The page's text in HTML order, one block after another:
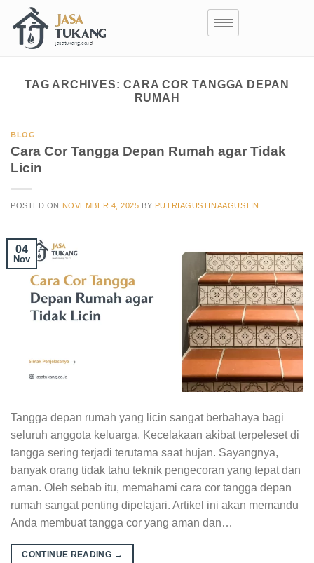
TAG ARCHIVES:CARA COR TANGGA DEPAN
RUMAH
BLOG
Cara Cor Tangga Depan Rumah agar Tidak
Licin
POSTED ON NOVEMBER 4, 2025 BY PUTRIAGUSTINAAGUSTIN
04
Nov
Tangga depan rumah yang licin sangat berbahaya bagi
seluruh anggota keluarga. Kecelakaan akibat terpeleset di
tangga sering terjadi terutama saat hujan. Sayangnya,
banyak orang tidak tahu teknik pengecoran yang tepat dan
aman. Oleh sebab itu, memahami cara cor tangga depan
rumah sangat penting dipelajari. Artikel ini akan memandu
Anda membuat tangga cor yang aman dan…
CONTINUE READING →